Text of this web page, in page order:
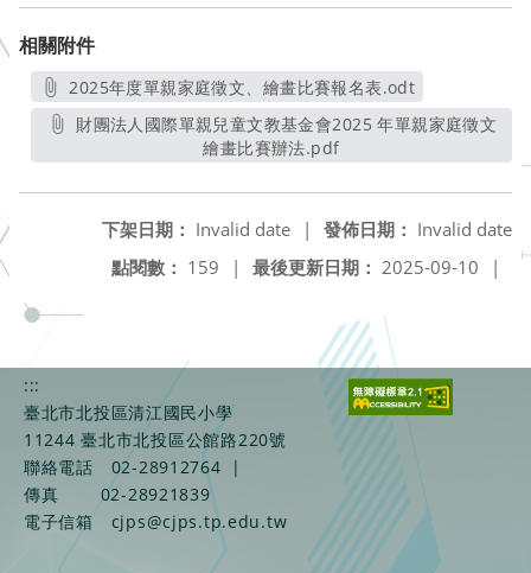
相關附件
2025年度單親家庭徵文、繪畫比賽報名表.odt
另開新視窗
繪畫比賽辦法.pdf另開新視窗
發佈日期： Invalid date
下架日期： Invalid date
|
最後更新日期： 2025-09-10 |
點閱數： 159 |
:::
臺北市北投區清江國民小學
11244 臺北市北投區公館路220號
聯絡電話
02-28912764
|
傳真
02-28921839
電子信箱
cjps@cjps.tp.edu.tw